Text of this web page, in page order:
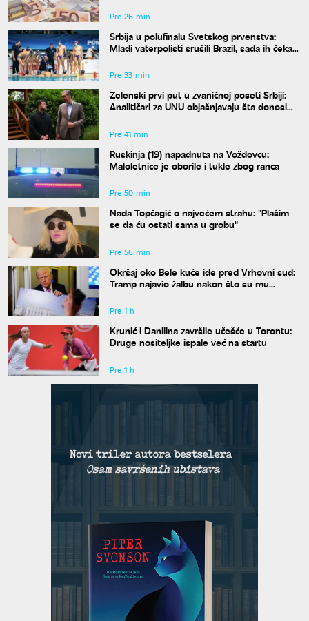
Pre 26 min
Srbija u polufinalu Svetskog prvenstva:
Mladi vaterpolisti srušili Brazil, sada ih čeka
Pre 33 min
Zelenski prvi put u zvaničnoj poseti Srbiji:
Analitičari za UNU objašnjavaju šta donosi
Moskva
Pre 41 min
Ruskinja (19) napadnuta na Voždovcu:
Maloletnice je oborile i tukle zbog ranca
Pre 50 min
Nada Topčagić o najvećem strahu: "Plašim
se da ću ostati sama u grobu"
Pre 56 min
Okršaj oko Bele kuće ide pred Vrhovni sud:
Tramp najavio žalbu nakon što su mu
Pre 1 h
Krunić i Danilina završile učešće u Torontu:
Druge nositeljke ispale već na startu
Pre 1 h